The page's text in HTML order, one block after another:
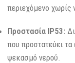
περιεχόμενο χωρίς
Προστασία IP53:
που προστατεύει
ψεκασμό νερού.